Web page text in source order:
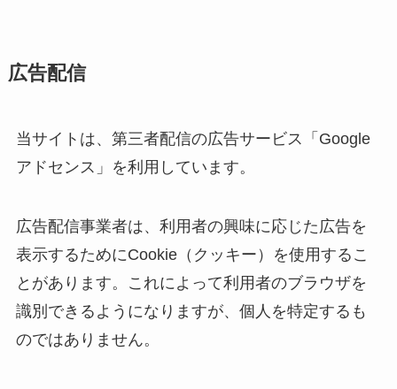
広告配信
当サイトは、第三者配信の広告サービス「Google
アドセンス」を利用しています。
広告配信事業者は、利用者の興味に応じた広告を
表示するためにCookie（クッキー）を使用するこ
とがあります。これによって利用者のブラウザを
識別できるようになりますが、個人を特定するも
のではありません。